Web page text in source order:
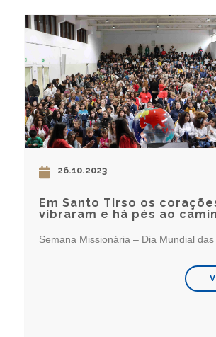
26.10.2023
Em Santo Tirso os
vibraram e há pés ao
Semana Missionária – Dia Mundial